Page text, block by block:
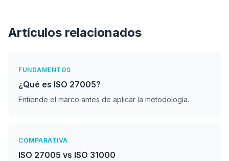
Artículos relacionados
FUNDAMENTOS
¿Qué es ISO 27005?
Entiende el marco antes de aplicar la metodología.
COMPARATIVA
ISO 27005 vs ISO 31000